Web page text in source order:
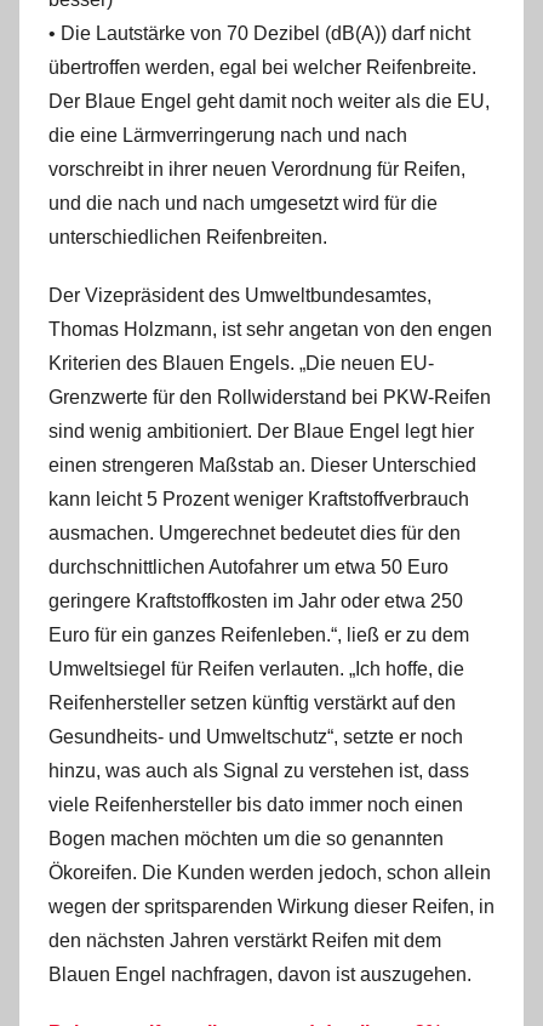
• Die Lautstärke von 70 Dezibel (dB(A)) darf nicht
übertroffen werden, egal bei welcher Reifenbreite.
Der Blaue Engel geht damit noch weiter als die EU,
die eine Lärmverringerung nach und nach
vorschreibt in ihrer neuen Verordnung für Reifen,
und die nach und nach umgesetzt wird für die
unterschiedlichen Reifenbreiten.
Der Vizepräsident des Umweltbundesamtes,
Thomas Holzmann, ist sehr angetan von den engen
Kriterien des Blauen Engels. „Die neuen EU-
Grenzwerte für den Rollwiderstand bei PKW-Reifen
sind wenig ambitioniert. Der Blaue Engel legt hier
einen strengeren Maßstab an. Dieser Unterschied
kann leicht 5 Prozent weniger Kraftstoffverbrauch
ausmachen. Umgerechnet bedeutet dies für den
durchschnittlichen Autofahrer um etwa 50 Euro
geringere Kraftstoffkosten im Jahr oder etwa 250
Euro für ein ganzes Reifenleben.“, ließ er zu dem
Umweltsiegel für Reifen verlauten. „Ich hoffe, die
Reifenhersteller setzen künftig verstärkt auf den
Gesundheits- und Umweltschutz“, setzte er noch
hinzu, was auch als Signal zu verstehen ist, dass
viele Reifenhersteller bis dato immer noch einen
Bogen machen möchten um die so genannten
Ökoreifen. Die Kunden werden jedoch, schon allein
wegen der spritsparenden Wirkung dieser Reifen, in
den nächsten Jahren verstärkt Reifen mit dem
Blauen Engel nachfragen, davon ist auszugehen.